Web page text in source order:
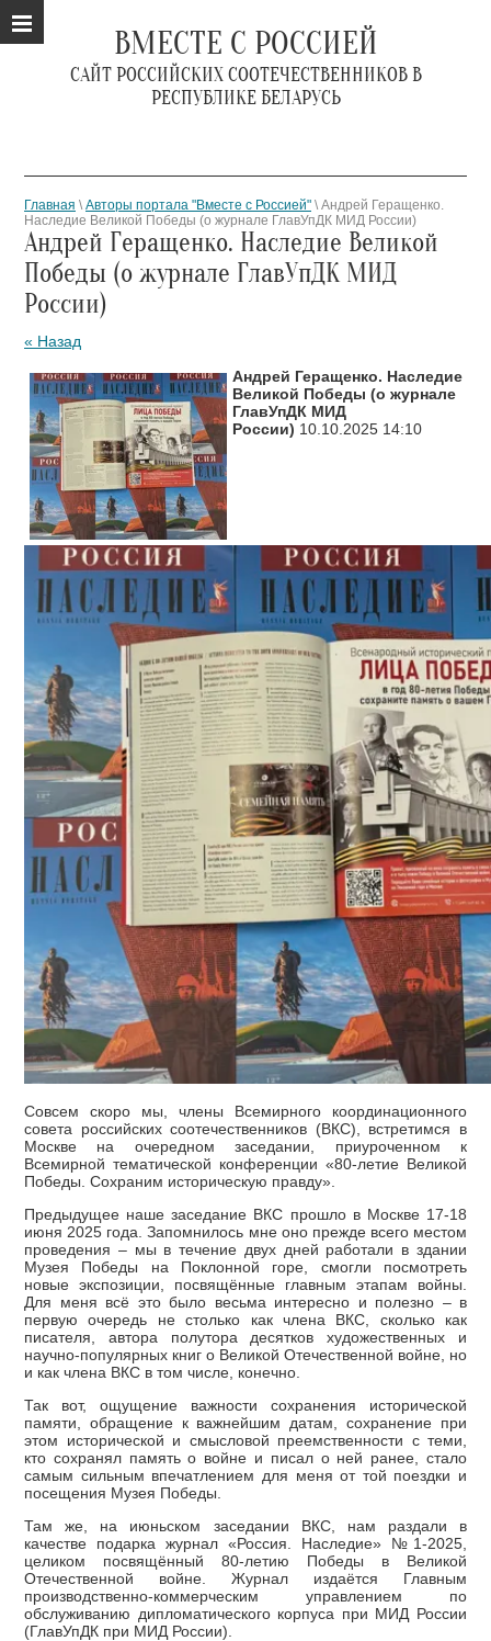
ВМЕСТЕ С РОССИЕЙ
САЙТ РОССИЙСКИХ СООТЕЧЕСТВЕННИКОВ В
РЕСПУБЛИКЕ БЕЛАРУСЬ
Главная \Авторы портала "Вместе с Россией" \ Андрей Геращенко.
Наследие Великой Победы (о журнале ГлавУпДК МИД России)
Андрей Геращенко. Наследие Великой
Победы (о журнале ГлавУпДК МИД
России)
« Назад
Андрей Геращенко. Наследие
Великой Победы (о журнале
ГлавУпДК МИД
России) 10.10.2025 14:10
Совсем скоро мы, члены Всемирного координационного
совета российских соотечественников (ВКС), встретимся в
Москве на очередном заседании, приуроченном к
Всемирной тематической конференции «80-летие Великой
Победы. Сохраним историческую правду».
Предыдущее наше заседание ВКС прошло в Москве 17-18
июня 2025 года. Запомнилось мне оно прежде всего местом
проведения – мы в течение двух дней работали в здании
Музея Победы на Поклонной горе, смогли посмотреть
новые экспозиции, посвящённые главным этапам войны.
Для меня всё это было весьма интересно и полезно – в
первую очередь не столько как члена ВКС, сколько как
писателя, автора полутора десятков художественных и
научно-популярных книг о Великой Отечественной войне, но
и как члена ВКС в том числе, конечно.
Так вот, ощущение важности сохранения исторической
памяти, обращение к важнейшим датам, сохранение при
этом исторической и смысловой преемственности с теми,
кто сохранял память о войне и писал о ней ранее, стало
самым сильным впечатлением для меня от той поездки и
посещения Музея Победы.
Там же, на июньском заседании ВКС, нам раздали в
качестве подарка журнал «Россия. Наследие» №1-2025,
целиком посвящённый 80-летию Победы в Великой
Отечественной войне. Журнал издаётся Главным
производственно-коммерческим управлением по
обслуживанию дипломатического корпуса при МИД России
(ГлавУпДК при МИД России).